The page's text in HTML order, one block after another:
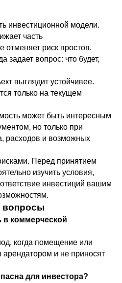
инвестиционной модели.
часть
отменяет риск простоя.
задает вопрос: что будет,
выглядит устойчивее.
только на текущем
может быть интересным
но только при
расходов и возможных
Перед принятием
изучить условия,
инвестиций вашим
вопросы
в коммерческой
когда помещение или
арендатором и не приносят
для инвестора?